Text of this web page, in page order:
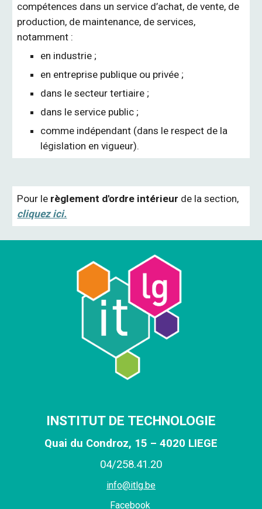
compétences dans un service d’achat, de vente, de
production, de maintenance, de services,
notamment :
en industrie ;
en entreprise publique ou privée ;
dans le secteur tertiaire ;
dans le service public ;
comme indépendant (dans le respect de la
législation en vigueur).
Pour le règlement d'ordre intérieur de la section,
cliquez ici.
INSTITUT DE TECHNOLOGIE
Quai du Condroz, 15 – 4020 LIEGE
04/258.41.20
info@itlg.be
Facebook